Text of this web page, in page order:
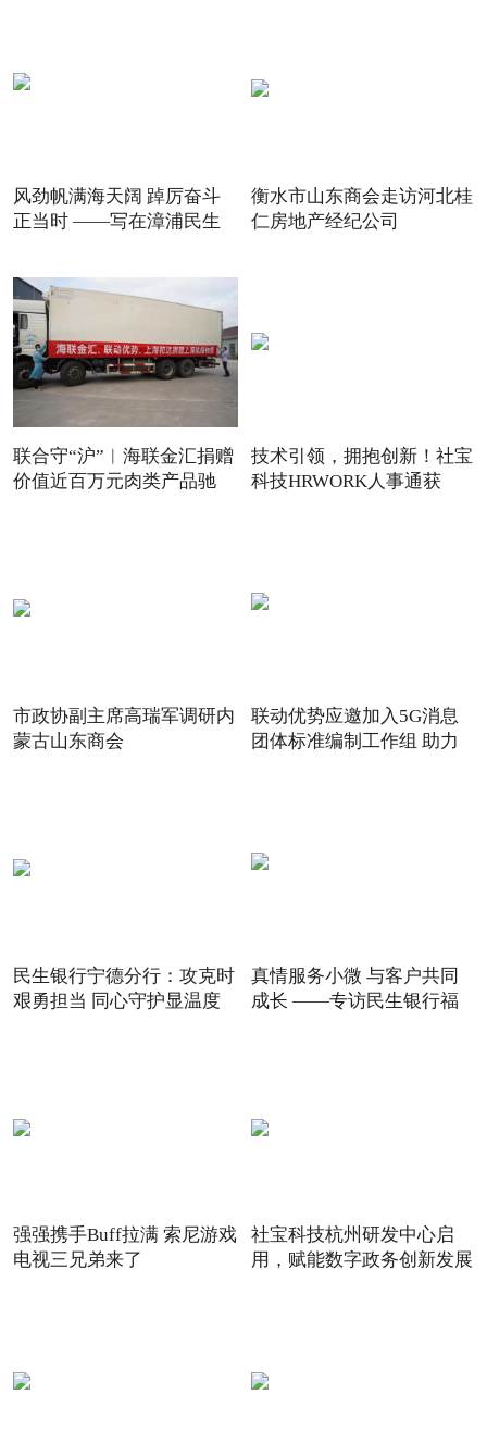
风劲帆满海天阔 踔厉奋斗
正当时 ——写在漳浦民生
衡水市山东商会走访河北桂
仁房地产经纪公司
联合守“沪”︱海联金汇捐赠
价值近百万元肉类产品驰
技术引领，拥抱创新！社宝
科技HRWORK人事通获
市政协副主席高瑞军调研内
蒙古山东商会
联动优势应邀加入5G消息
团体标准编制工作组 助力
民生银行宁德分行：攻克时
艰勇担当 同心守护显温度
真情服务小微 与客户共同
成长 ——专访民生银行福
强强携手Buff拉满 索尼游戏
电视三兄弟来了
社宝科技杭州研发中心启
用，赋能数字政务创新发展